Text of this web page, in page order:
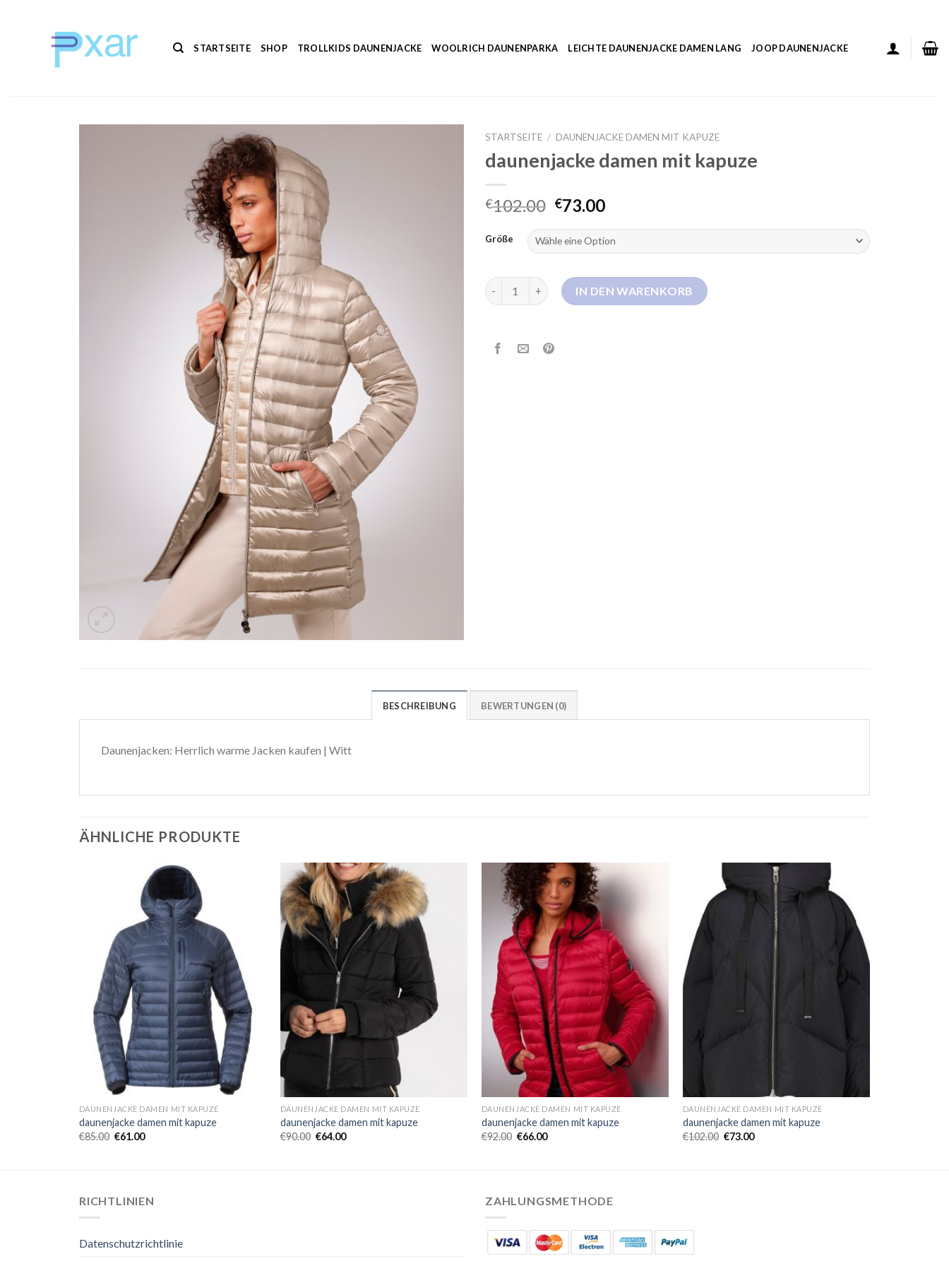
STARTSEITE SHOP TROLLKIDS DAUNENJACKE WOOLRICH DAUNENPARKA LEICHTE DAUNENJACKE DAMEN LANG JOOP DAUNENJACKE
STARTSEITE / DAUNENJACKE DAMEN MIT KAPUZE
daunenjacke damen mit kapuze
€102.00 €73.00
Größe
daunenjacke damen mit kapuze Menge
IN DEN WARENKORB
BESCHREIBUNG BEWERTUNGEN (0)
Daunenjacken: Herrlich warme Jacken kaufen | Witt
ÄHNLICHE PRODUKTE
DAUNENJACKE DAMEN MIT KAPUZE
daunenjacke damen mit kapuze
€85.00 €61.00
DAUNENJACKE DAMEN MIT KAPUZE
daunenjacke damen mit kapuze
€90.00 €64.00
DAUNENJACKE DAMEN MIT KAPUZE
daunenjacke damen mit kapuze
€92.00 €66.00
DAUNENJACKE DAMEN MIT KAPUZE
daunenjacke damen mit kapuze
€102.00 €73.00
RICHTLINIEN
Datenschutzrichtlinie
ZAHLUNGSMETHODE